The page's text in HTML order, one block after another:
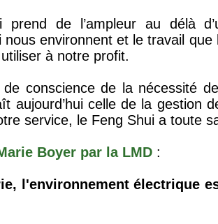
prend de l’ampleur au délà
nous environnent et le travail
à notre profit.
conscience de la nécessité
aujourd’hui celle de la gestion
service, le Feng Shui a toute
Boyer par la LMD :
l'environnement électrique